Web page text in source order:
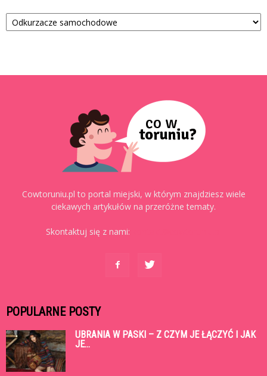
Kategorie
Cowtoruniu.pl to portal miejski, w którym znajdziesz wiele
ciekawych artykułów na przeróżne tematy.
Skontaktuj się z nami:
POPULARNE POSTY
UBRANIA W PASKI – Z CZYM JE ŁĄCZYĆ I JAK
JE...